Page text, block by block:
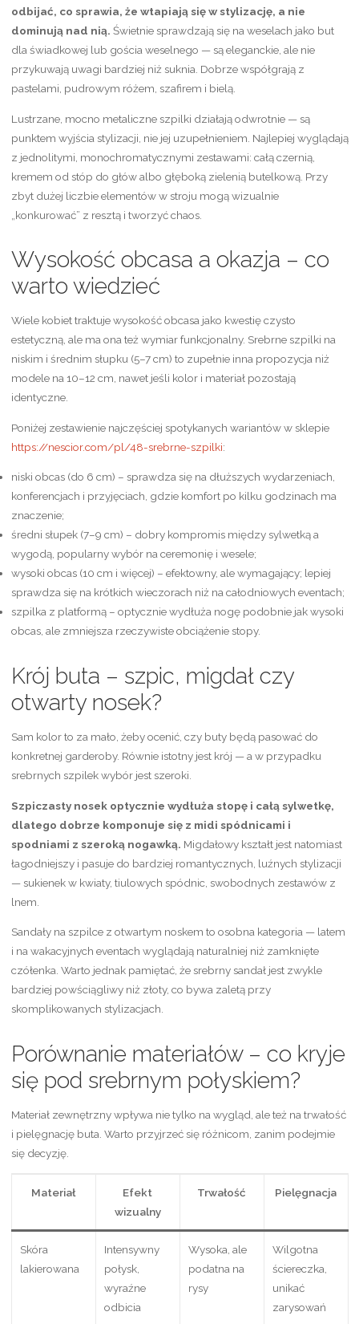
odbijać, co sprawia, że wtapiają się w stylizację, a nie
dominują nad nią. Świetnie sprawdzają się na weselach jako but
dla świadkowej lub gościa weselnego — są eleganckie, ale nie
przykuwają uwagi bardziej niż suknia. Dobrze współgrają z
pastelami, pudrowym różem, szafirem i bielą.
Lustrzane, mocno metaliczne szpilki działają odwrotnie — są
punktem wyjścia stylizacji, nie jej uzupełnieniem. Najlepiej wyglądają
z jednolitymi, monochromatycznymi zestawami: całą czernią,
kremem od stóp do głów albo głęboką zielenią butelkową. Przy
zbyt dużej liczbie elementów w stroju mogą wizualnie
„konkurować” z resztą i tworzyć chaos.
Wysokość obcasa a okazja – co
warto wiedzieć
Wiele kobiet traktuje wysokość obcasa jako kwestię czysto
estetyczną, ale ma ona też wymiar funkcjonalny. Srebrne szpilki na
niskim i średnim słupku (5–7 cm) to zupełnie inna propozycja niż
modele na 10–12 cm, nawet jeśli kolor i materiał pozostają
identyczne.
Poniżej zestawienie najczęściej spotykanych wariantów w sklepie
https://nescior.com/pl/48-srebrne-szpilki:
niski obcas (do 6 cm) – sprawdza się na dłuższych wydarzeniach,
konferencjach i przyjęciach, gdzie komfort po kilku godzinach ma
znaczenie;
średni słupek (7–9 cm) – dobry kompromis między sylwetką a
wygodą, popularny wybór na ceremonię i wesele;
wysoki obcas (10 cm i więcej) – efektowny, ale wymagający; lepiej
sprawdza się na krótkich wieczorach niż na całodniowych eventach;
szpilka z platformą – optycznie wydłuża nogę podobnie jak wysoki
obcas, ale zmniejsza rzeczywiste obciążenie stopy.
Krój buta – szpic, migdał czy
otwarty nosek?
Sam kolor to za mało, żeby ocenić, czy buty będą pasować do
konkretnej garderoby. Równie istotny jest krój — a w przypadku
srebrnych szpilek wybór jest szeroki.
Szpiczasty nosek optycznie wydłuża stopę i całą sylwetkę,
dlatego dobrze komponuje się z midi spódnicami i
spodniami z szeroką nogawką. Migdałowy kształt jest natomiast
łagodniejszy i pasuje do bardziej romantycznych, luźnych stylizacji
— sukienek w kwiaty, tiulowych spódnic, swobodnych zestawów z
lnem.
Sandały na szpilce z otwartym noskem to osobna kategoria — latem
i na wakacyjnych eventach wyglądają naturalniej niż zamknięte
czółenka. Warto jednak pamiętać, że srebrny sandał jest zwykle
bardziej powściągliwy niż złoty, co bywa zaletą przy
skomplikowanych stylizacjach.
Porównanie materiałów – co kryje
się pod srebrnym połyskiem?
Materiał zewnętrzny wpływa nie tylko na wygląd, ale też na trwałość
i pielęgnację buta. Warto przyjrzeć się różnicom, zanim podejmie
się decyzję.
Materiał
Efekt
wizualny
Trwałość Pielęgnacja
Skóra
lakierowana
Intensywny
połysk,
wyraźne
odbicia
Wysoka, ale
podatna na
rysy
Wilgotna
ściereczka,
unikać
zarysowań